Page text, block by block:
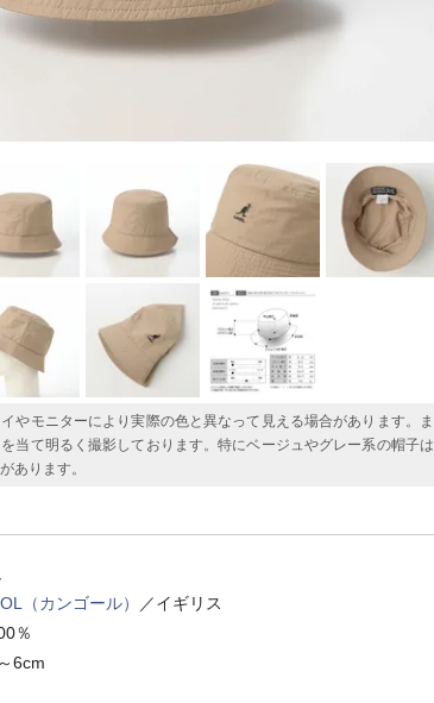
やモニターにより実際の色と異なって見える場合があります。ま
当て明るく撮影しております。特にベージュやグレー系の帽子は
あります。
（カンゴール）
／イギリス
％
6cm